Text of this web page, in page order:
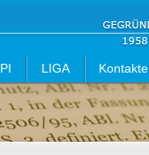
LIGA Kontakte